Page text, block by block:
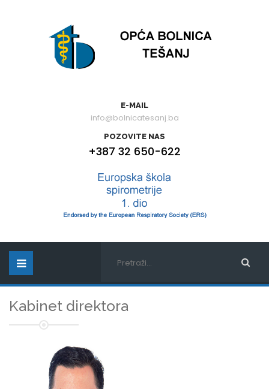
E-MAIL
info@bolnicatesanj.ba
POZOVITE NAS
+387 32 650-622
Kabinet direktora